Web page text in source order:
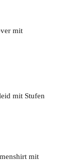
mit
mit Stufen
mit